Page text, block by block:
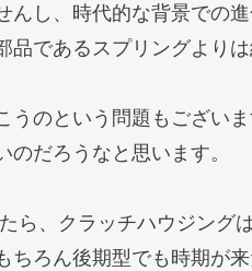
し、時代的な背景での進
品であるスプリングより
のという問題もございま
だろうなと思います。
ら、クラッチハウジング
ちろん後期型でも時期が